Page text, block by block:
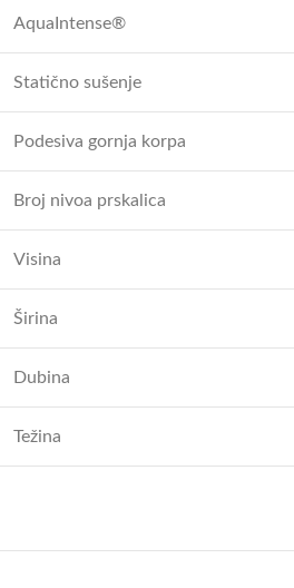
AquaIntense®
Statično sušenje
Podesiva gornja korpa
Broj nivoa prskalica
Visina
Širina
Dubina
Težina